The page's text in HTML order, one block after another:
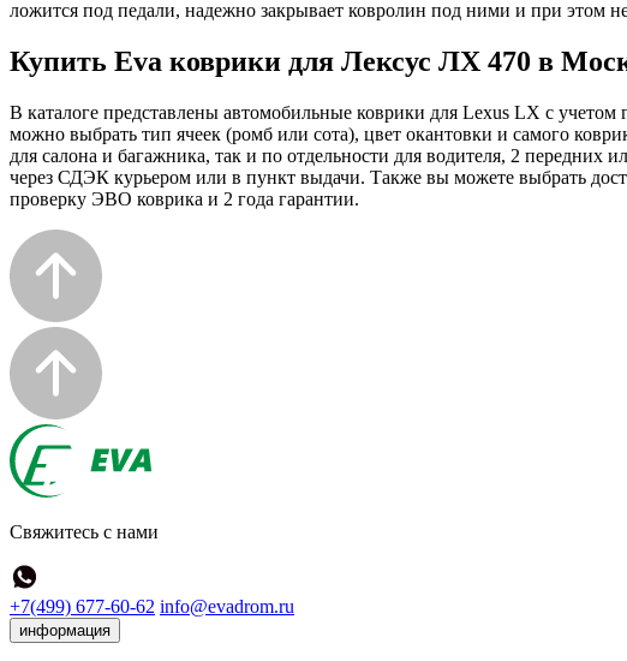
ложится под педали, надежно закрывает ковролин под ними и при этом
Купить Eva коврики для Лексус ЛХ 470 в
В каталоге представлены автомобильные коврики для Lexus LX с
можно выбрать тип ячеек (ромб или сота), цвет окантовки и самого
для салона и багажника, так и по отдельности для водителя, 2
через СДЭК курьером или в пункт выдачи. Также вы можете выбрать
проверку ЭВО коврика и 2 года гарантии.
Свяжитесь с нами
+7(499) 677-60-62 info@evadrom.ru
информация